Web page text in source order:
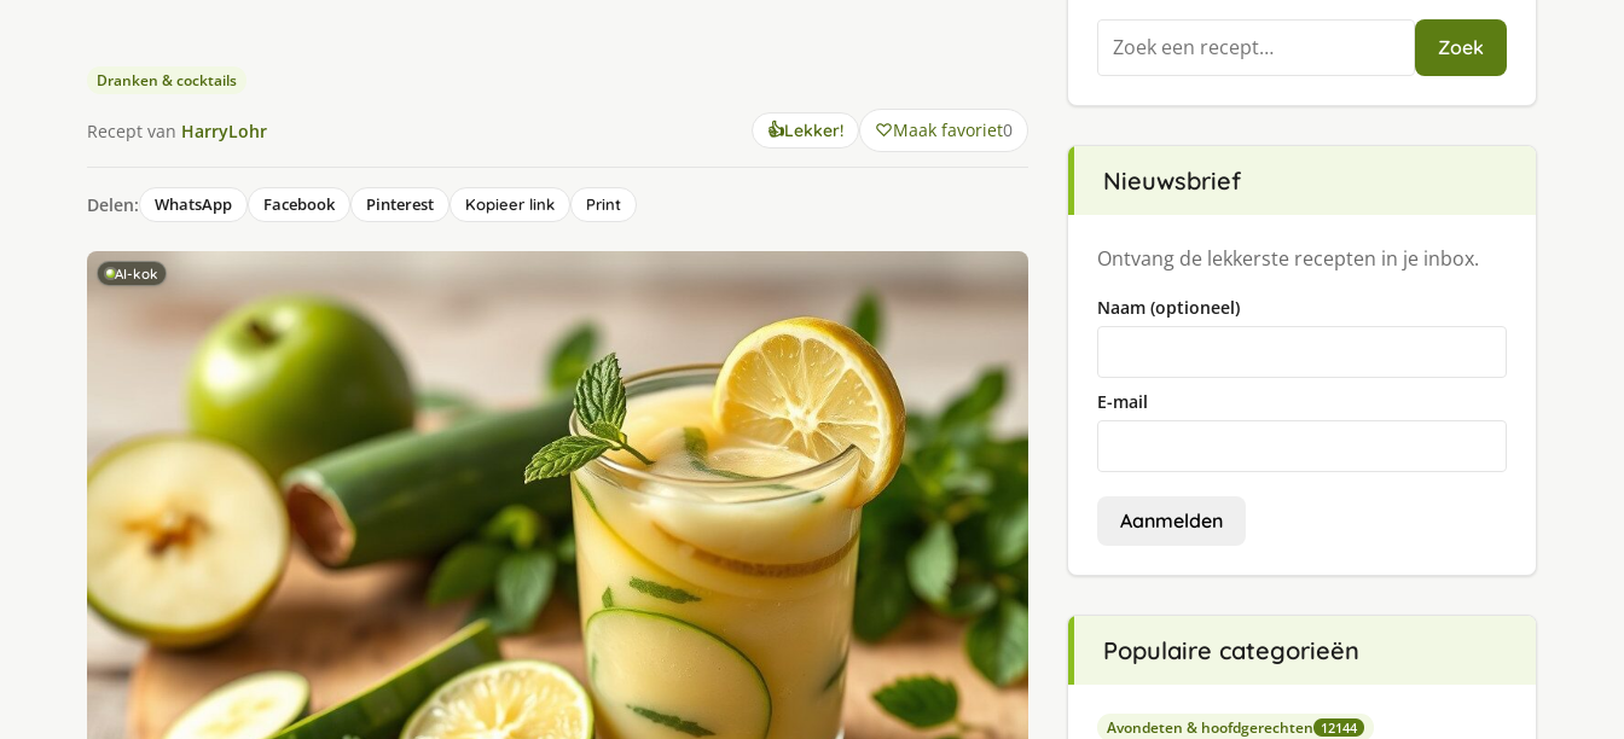
Dranken & cocktails
Recept van HarryLohr 👍Lekker! Maak favoriet0
Delen: WhatsApp Facebook Pinterest Kopieer link Print
AI-kok
Zoeken
naar:
Zoek
Nieuwsbrief
Ontvang de lekkerste recepten in je inbox.
Naam (optioneel)
E-mail
Aanmelden
Populaire categorieën
Avondeten & hoofdgerechten 12144